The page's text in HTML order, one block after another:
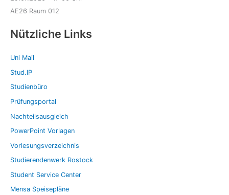
AE26 Raum 012
Nützliche Links
Uni Mail
Stud.IP
Studienbüro
Prüfungsportal
Nachteilsausgleich
PowerPoint Vorlagen
Vorlesungsverzeichnis
Studierendenwerk Rostock
Student Service Center
Mensa Speisepläne